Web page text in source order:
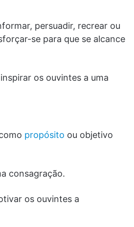
persuadir, recrear ou
se para que se alcance
os ouvintes a uma
propósito ou objetivo
consagração.
os ouvintes a